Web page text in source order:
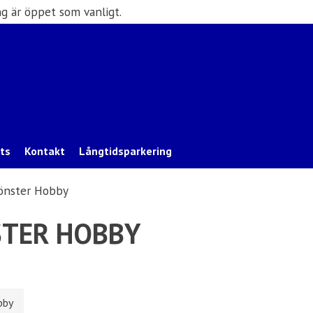
är öppet som vanligt.
Kontakt Långtidsparkering
Hobby
HOBBY